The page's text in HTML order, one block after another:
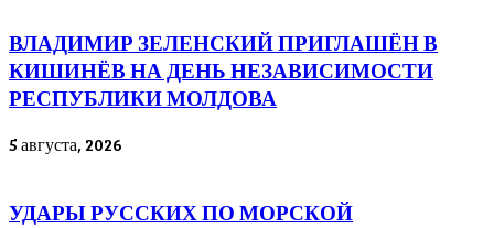
ВЛАДИМИР ЗЕЛЕНСКИЙ ПРИГЛАШЁН В
КИШИНЁВ НА ДЕНЬ НЕЗАВИСИМОСТИ
РЕСПУБЛИКИ МОЛДОВА
5 августа, 2026
УДАРЫ РУССКИХ ПО МОРСКОЙ